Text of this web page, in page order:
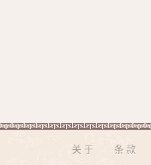
关于 条款